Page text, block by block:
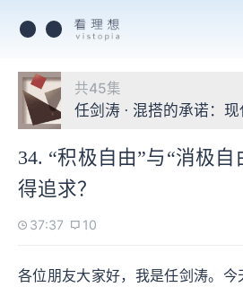
共45集
任剑涛 · 混搭的承诺：
34. “积极自由”与“消极
得追求？
37:37 10
各位朋友大家好，我是任剑涛。今